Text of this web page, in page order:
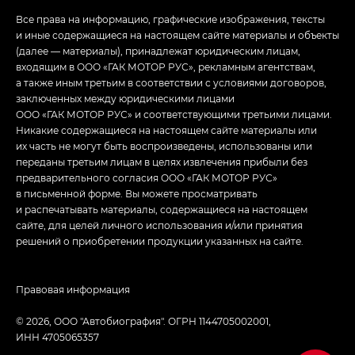
Все права на информацию, графические изображения, тексты
и иные содержащиеся на настоящем сайте материалы и объекты
(далее — материалы), принадлежат юридическим лицам,
входящим в ООО «ГАК МОТОР РУС», рекламным агентствам,
а также иным третьим в соответствии с условиями договоров,
заключенных между юридическими лицами
ООО «ГАК МОТОР РУС» и соответствующими третьими лицами.
Никакие содержащиеся на настоящем сайте материалы или
их часть не могут быть воспроизведены, использованы или
переданы третьим лицам в целях извлечения прибыли без
предварительного согласия ООО «ГАК МОТОР РУС»
в письменной форме. Вы можете просматривать
и распечатывать материалы, содержащиеся на настоящем
сайте, для целей личного использования и/или принятия
решений о приобретении продукции указанных на сайте.
© 2026, ООО "Автобиография". ОГРН 1144705002001,
ИНН 4705065357
Правовая информация